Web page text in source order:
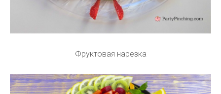
Фруктовая нарезка